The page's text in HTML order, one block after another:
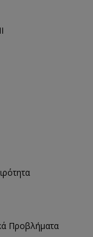
Προβλήματα